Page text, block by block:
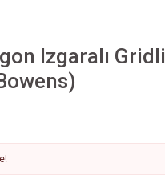
Izgaralı Gridli